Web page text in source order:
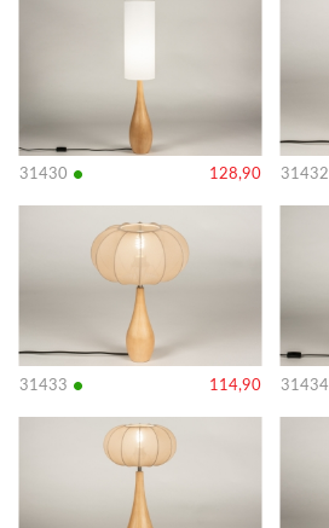
31430 • 128,90 31432
31433 • 114,90
Bekijk
31434
Bekijk
Bekijk
Bekijk